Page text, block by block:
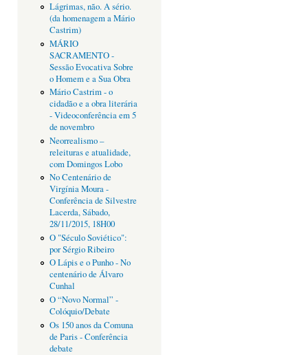
Lágrimas, não. A sério.
(da homenagem a Mário
Castrim)
MÁRIO
SACRAMENTO -
Sessão Evocativa Sobre
o Homem e a Sua Obra
Mário Castrim - o
cidadão e a obra literária
- Videoconferência em 5
de novembro
Neorrealismo –
releituras e atualidade,
com Domingos Lobo
No Centenário de
Virgínia Moura -
Conferência de Silvestre
Lacerda, Sábado,
28/11/2015, 18H00
O "Século Soviético":
por Sérgio Ribeiro
O Lápis e o Punho - No
centenário de Álvaro
Cunhal
O “Novo Normal” -
Colóquio/Debate
Os 150 anos da Comuna
de Paris - Conferência
debate